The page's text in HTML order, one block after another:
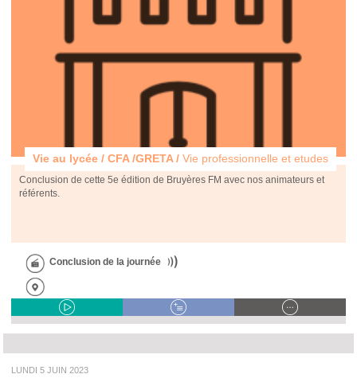
Vie au lycée / CFA /GRETA / Vie professionnelle et etudes
Conclusion de cette 5e édition de Bruyères FM avec nos animateurs et
référents.
Conclusion de la journée
LUNDI 5 JUIN 2023